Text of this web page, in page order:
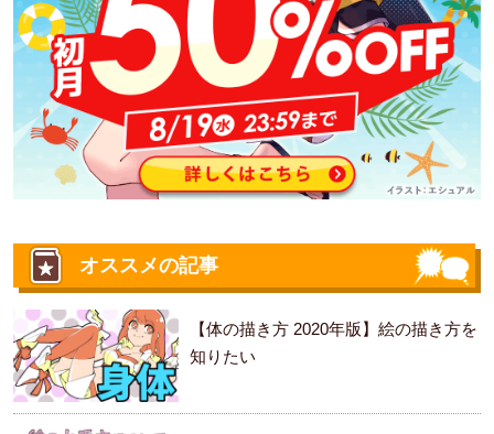
オススメの記事
【体の描き方 2020年版】絵の描き方を
知りたい